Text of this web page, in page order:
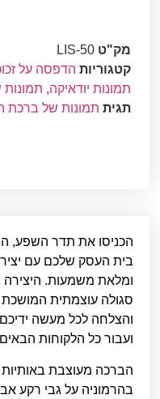
מק"טLIS-50
קטגוריות הדפסה על
תמונות יודאיקה,
תגית תמונות של ברכת
הכניסו את תדר השפע,
בית העסק שלכם עם
ומלאת משמעות. היצירה
סגולה עוצמתית
והצלחה לכל מעשה
ועבור כל הלקוחות
הברכה מעוצבת באותיות
בהרמוניה על גבי רקע